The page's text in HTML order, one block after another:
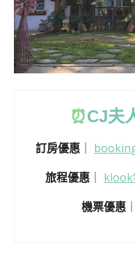
⏰CJ夫
訂房優惠
旅程優惠
klook
機票優惠